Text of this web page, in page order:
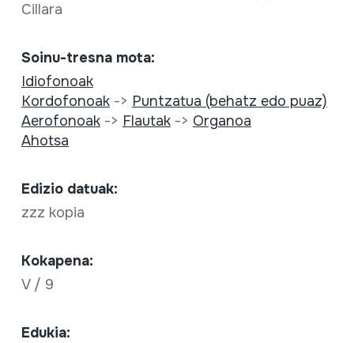
Cillara
Soinu-tresna mota:
Idiofonoak
Kordofonoak-> Puntzatua (behatz edo puaz)
Aerofonoak-> Flautak-> Organoa
Ahotsa
Edizio datuak:
zzz kopia
Kokapena:
V / 9
Edukia: